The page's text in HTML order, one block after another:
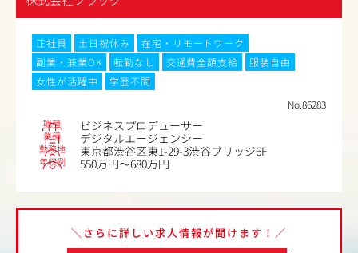
正社員 土日祝休み
在宅・リモートワーク
副業・兼業OK
転勤なし 交通費全額支給
服装自由
女性が活躍中
学歴不問
No.86283
職種 ビジネスプロデューサー
業種 デジタルエージェンシー
勤務地 東京都渋谷区東1-29-3渋谷ブリッジ6F
年収例 550万円～680万円
＼さらに詳しい求人情報が聞けます！／